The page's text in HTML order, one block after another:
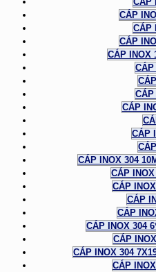
CÁP
CÁP
CÁP
CÁP INOX
CÁP
CÁP
CÁP
CÁP
CÁP INOX 304
CÁP
CÁP
CÁP
CÁP
CÁP INOX 304
CÁP
CÁP INOX 304
CÁP